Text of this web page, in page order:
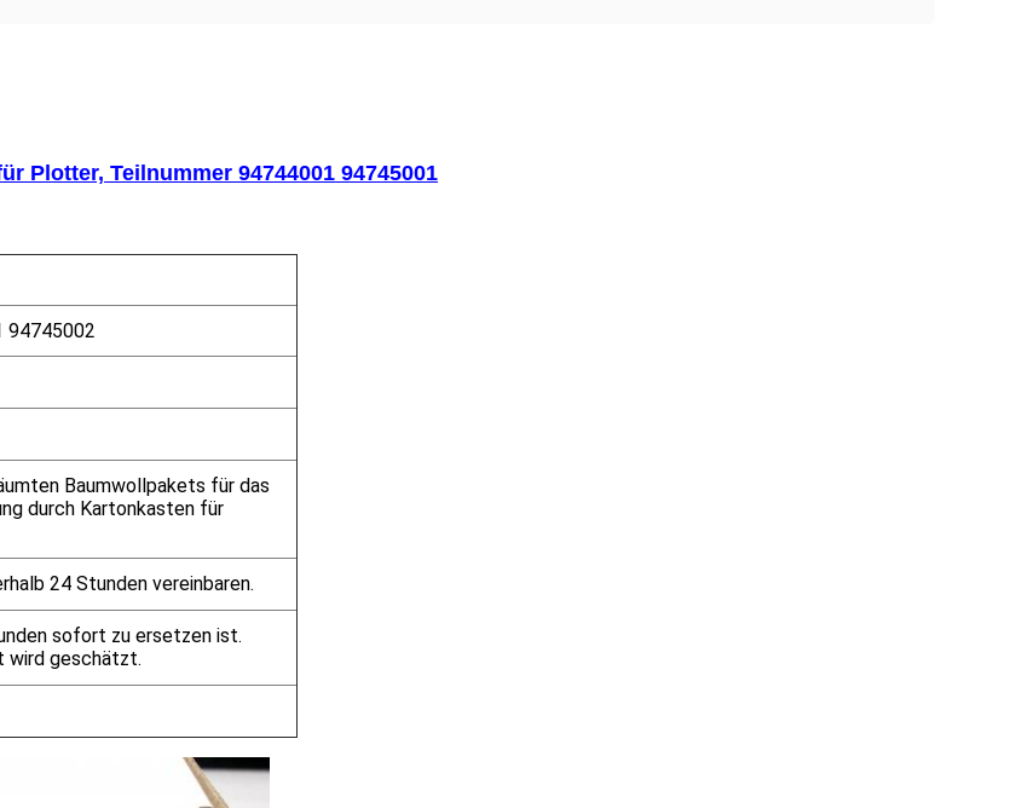
Plotter, Teilnummer 94744001 94745001
94745002
Baumwollpakets für das
durch Kartonkasten für
24 Stunden vereinbaren.
sofort zu ersetzen ist.
wird geschätzt.